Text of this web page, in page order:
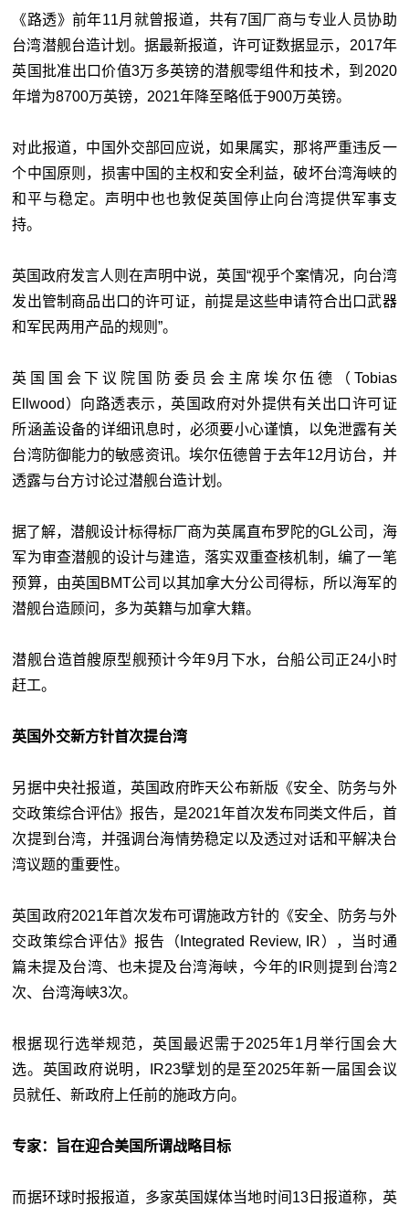
《路透》前年11月就曾报道，共有7国厂商与专业人员协助
台湾潜舰台造计划。据最新报道，许可证数据显示，2017年
英国批准出口价值3万多英镑的潜舰零组件和技术，到2020
年增为8700万英镑，2021年降至略低于900万英镑。
对此报道，中国外交部回应说，如果属实，那将严重违反一
个中国原则，损害中国的主权和安全利益，破坏台湾海峡的
和平与稳定。声明中也也敦促英国停止向台湾提供军事支
持。
英国政府发言人则在声明中说，英国“视乎个案情况，向台湾
发出管制商品出口的许可证，前提是这些申请符合出口武器
和军民两用产品的规则”。
英国国会下议院国防委员会主席埃尔伍德（Tobias
Ellwood）向路透表示，英国政府对外提供有关出口许可证
所涵盖设备的详细讯息时，必须要小心谨慎，以免泄露有关
台湾防御能力的敏感资讯。埃尔伍德曾于去年12月访台，并
透露与台方讨论过潜舰台造计划。
据了解，潜舰设计标得标厂商为英属直布罗陀的GL公司，海
军为审查潜舰的设计与建造，落实双重查核机制，编了一笔
预算，由英国BMT公司以其加拿大分公司得标，所以海军的
潜舰台造顾问，多为英籍与加拿大籍。
潜舰台造首艘原型舰预计今年9月下水，台船公司正24小时
赶工。
英国外交新方针首次提台湾
另据中央社报道，英国政府昨天公布新版《安全、防务与外
交政策综合评估》报告，是2021年首次发布同类文件后，首
次提到台湾，并强调台海情势稳定以及透过对话和平解决台
湾议题的重要性。
英国政府2021年首次发布可谓施政方针的《安全、防务与外
交政策综合评估》报告（Integrated Review, IR），当时通
篇未提及台湾、也未提及台湾海峡，今年的IR则提到台湾2
次、台湾海峡3次。
根据现行选举规范，英国最迟需于2025年1月举行国会大
选。英国政府说明，IR23擘划的是至2025年新一届国会议
员就任、新政府上任前的施政方向。
专家：旨在迎合美国所谓战略目标
而据环球时报报道，多家英国媒体当地时间13日报道称，英